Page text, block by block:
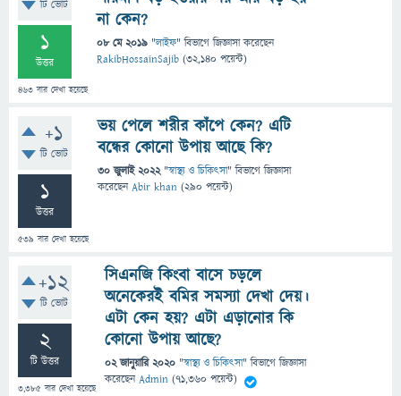
টি ভোট
1
উত্তর
463 বার দেখা হয়েছে
না কেন?
08 মে 2019 "লাইফ" বিভাগে জিজ্ঞাসাকরেছেন
RakibHossainSajib (32,140 পয়েন্ট)
+1
টি ভোট
1
উত্তর
539 বার দেখা হয়েছে
ভয় পেলে শরীর কাঁপে কেন? এটি
বন্ধের কোনো উপায় আছে কি?
30 জুলাই 2022 "স্বাস্থ্য ও চিকিৎসা" বিভাগে জিজ্ঞাসা
করেছেনAbir khan (290 পয়েন্ট)
+12
টি ভোট
2
টি উত্তর
3,385 বার দেখা হয়েছে
সিএনজি কিংবা বাসে চড়লে
অনেকেরই বমির সমস্যা দেখা দেয়।
এটা কেন হয়? এটা এড়ানোর কি
কোনো উপায় আছে?
02 জানুয়ারি 2020 "স্বাস্থ্য ও চিকিৎসা" বিভাগে জিজ্ঞাসা
করেছেনAdmin (71,360 পয়েন্ট)